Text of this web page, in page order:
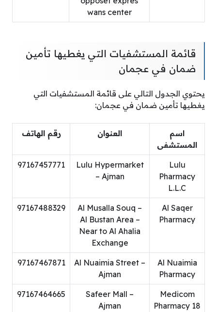
wans center
قائمة المستشفيات التي يغطيها تأمين
ضمان في عجمان
يحتوي الجدول التالي على قائمة المستشفيات التي
يغطيها تأمين ضمان في عجمان:
اسم
المستشفى
العنوان رقم الهاتف
Lulu
Pharmacy
L.L.C
Lulu Hypermarket
– Ajman
97167457771
Al Saqer
Pharmacy
Al Musalla Souq –
Al Bustan Area –
Near to Al Ahalia
Exchange
97167488329
Al Nuaimia
Pharmacy
Al Nuaimia Street –
Ajman
97167467871
Medicom
Pharmacy 18
Safeer Mall –
Ajman
97167464665